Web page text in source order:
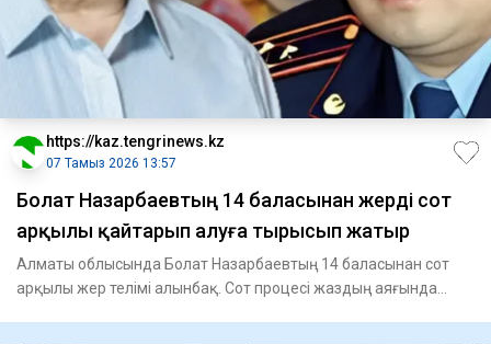
https://kaz.tengrinews.kz
07 Тамыз 2026 13:57
Болат Назарбаевтың 14 баласынан жерді сот
арқылы қайтарып алуға тырысып жатыр
Алматы облысында Болат Назарбаевтың 14 баласынан сот
арқылы жер телімі алынбақ. Сот процесі жаздың аяғында